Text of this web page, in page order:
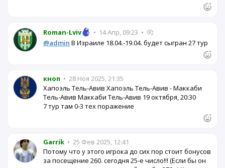
Roman-Lviv • 14 Апр, 09:23 •
@admin В Израиле 18.04.-19.04. будет сыгран 27 тур
кноп • 28 Ноя 2025, 21:35
Хапоэль Тель-Авив Хапоэль Тель-Авив - Маккаби
Тель-Авив Маккаби Тель-Авив 19 октября, 20:30
7 тур там 0-3 тех поражение
Garrik • 25 Фев 2025, 12:41
Потому что у этого игрока до сих пор стоит бонусов
за посещение 260. сегодня 25-е число!!! (Если бы он